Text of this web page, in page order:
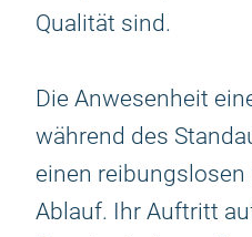
Qualität sind.
Die Anwesenheit
während des
einen
Ablauf. Ihr Auftritt